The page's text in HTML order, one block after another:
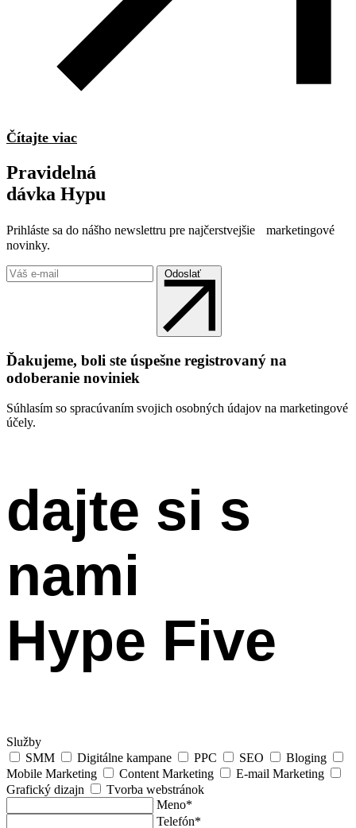
Čítajte viac
Pravidelná
dávka Hypu
Prihláste sa do nášho newslettru pre najčerstvejšie marketingové
novinky.
Odoslať
Ďakujeme, boli ste úspešne registrovaný na
odoberanie noviniek
Súhlasím so spracúvaním svojich osobných údajov na marketingové
účely.
dajte si s
nami
Hype Five
Služby
SMM
Digitálne kampane PPC SEO
Bloging
Mobile Marketing
Content Marketing
E-mail Marketing
Grafický dizajn
Tvorba webstránok
Meno*
Telefón*